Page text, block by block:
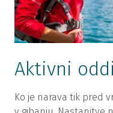
Aktivni
Ko je narava tik pred